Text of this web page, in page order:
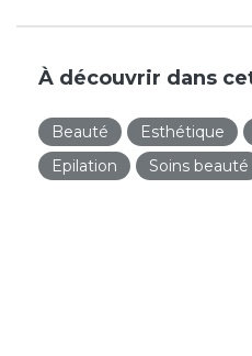
À découvrir dans
Beauté Esthétique
Epilation
Soins beauté